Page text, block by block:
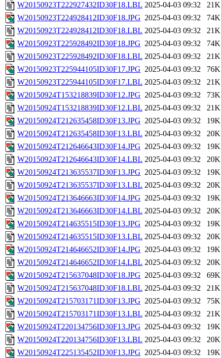
W20150923T222927432ID30F18.LBL 2025-04-03 09:32
21K
W20150923T224928412ID30F18.JPG 2025-04-03 09:32
74K
W20150923T224928412ID30F18.LBL 2025-04-03 09:32
21K
W20150923T225928492ID30F18.JPG 2025-04-03 09:32
74K
W20150923T225928492ID30F18.LBL 2025-04-03 09:32
21K
W20150923T225944105ID30F17.JPG 2025-04-03 09:32
76K
W20150923T225944105ID30F17.LBL 2025-04-03 09:32
21K
W20150924T153218839ID30F12.JPG 2025-04-03 09:32
73K
W20150924T153218839ID30F12.LBL 2025-04-03 09:32
21K
W20150924T212635458ID30F13.JPG 2025-04-03 09:32
19K
W20150924T212635458ID30F13.LBL 2025-04-03 09:32
20K
W20150924T212646643ID30F14.JPG 2025-04-03 09:32
19K
W20150924T212646643ID30F14.LBL 2025-04-03 09:32
20K
W20150924T213635537ID30F13.JPG 2025-04-03 09:32
19K
W20150924T213635537ID30F13.LBL 2025-04-03 09:32
20K
W20150924T213646663ID30F14.JPG 2025-04-03 09:32
19K
W20150924T213646663ID30F14.LBL 2025-04-03 09:32
20K
W20150924T214635515ID30F13.JPG 2025-04-03 09:32
19K
W20150924T214635515ID30F13.LBL 2025-04-03 09:32
20K
W20150924T214646652ID30F14.JPG 2025-04-03 09:32
19K
W20150924T214646652ID30F14.LBL 2025-04-03 09:32
20K
W20150924T215637048ID30F18.JPG 2025-04-03 09:32
69K
W20150924T215637048ID30F18.LBL 2025-04-03 09:32
21K
W20150924T215703171ID30F13.JPG 2025-04-03 09:32
75K
W20150924T215703171ID30F13.LBL 2025-04-03 09:32
21K
W20150924T220134756ID30F13.JPG 2025-04-03 09:32
19K
W20150924T220134756ID30F13.LBL 2025-04-03 09:32
20K
W20150924T225135452ID30F13.JPG 2025-04-03 09:32
19K